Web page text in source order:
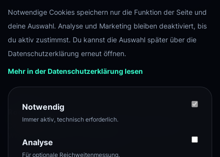
RootLevel
Notwendige Cookies speichern nur die Funktion der Seite und
deine Auswahl. Analyse und Marketing bleiben deaktiviert, bis
du aktiv zustimmst. Du kannst die Auswahl später über die
Datenschutzerklärung erneut öffnen.
Mehr in der Datenschutzerklärung lesen
Notwendig
Immer aktiv, technisch erforderlich.
Analyse
Für optionale Reichweitenmessung.